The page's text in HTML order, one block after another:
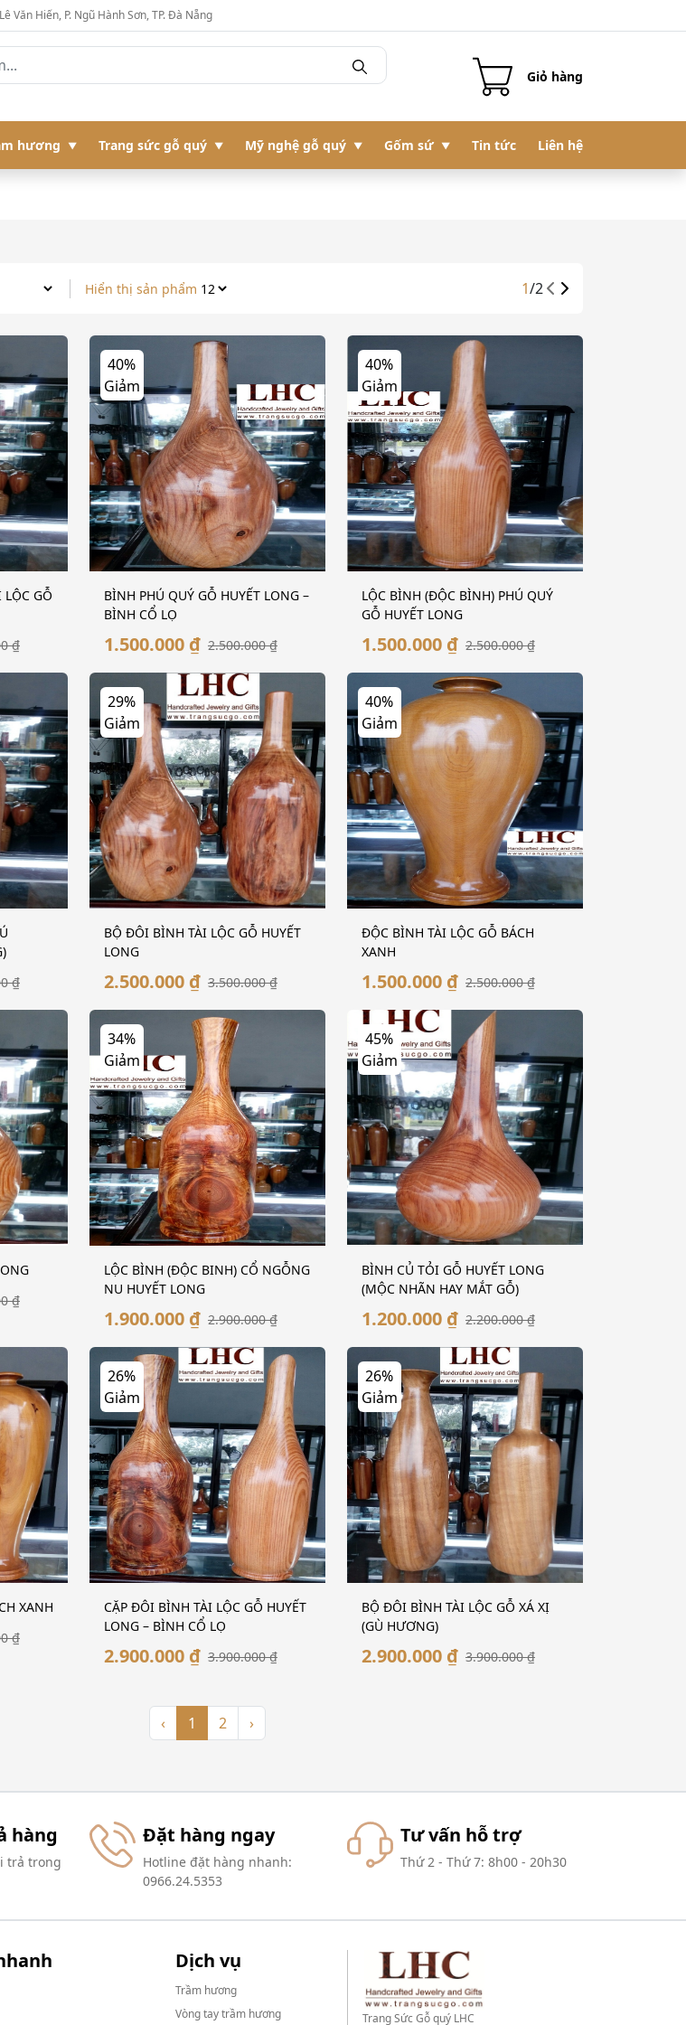
Văn Hiến, P. Ngũ Hành Sơn, TP. Đà Nẵng
Giỏ hàng
hương Trang sức gỗ quý Mỹ nghệ gỗ quý Gốm sứ Tin tức Liên hệ
Hiển thị sản phẩm 1/2
GỖ
₫
40%
Giảm
BÌNH PHÚ QUÝ GỖ HUYẾT LONG –
BÌNH CỔ LỌ
1.500.000 ₫ 2.500.000 ₫
40%
Giảm
LỘC BÌNH (ĐỘC BÌNH) PHÚ QUÝ
GỖ HUYẾT LONG
1.500.000 ₫ 2.500.000 ₫
₫
29%
Giảm
BỘ ĐÔI BÌNH TÀI LỘC GỖ HUYẾT
LONG
2.500.000 ₫ 3.500.000 ₫
40%
Giảm
ĐỘC BÌNH TÀI LỘC GỖ BÁCH
XANH
1.500.000 ₫ 2.500.000 ₫
₫
34%
Giảm
LỘC BÌNH (ĐỘC BINH) CỔ NGỖNG
NU HUYẾT LONG
1.900.000 ₫ 2.900.000 ₫
45%
Giảm
BÌNH CỦ TỎI GỖ HUYẾT LONG
(MỘC NHÃN HAY MẮT GỖ)
1.200.000 ₫ 2.200.000 ₫
XANH
₫
26%
Giảm
CẶP ĐÔI BÌNH TÀI LỘC GỖ HUYẾT
LONG – BÌNH CỔ LỌ
2.900.000 ₫ 3.900.000 ₫
26%
Giảm
BỘ ĐÔI BÌNH TÀI LỘC GỖ XÁ XỊ
(GÙ HƯƠNG)
2.900.000 ₫ 3.900.000 ₫
‹ 1 2 ›
hàng
trả trong
Đặt hàng ngay
Hotline đặt hàng nhanh:
0966.24.5353
Tư vấn hỗ trợ
Thứ 2 - Thứ 7: 8h00 - 20h30
Dịch vụ
Trầm hương
Vòng tay trầm hương
Trang Sức Gỗ quý LHC